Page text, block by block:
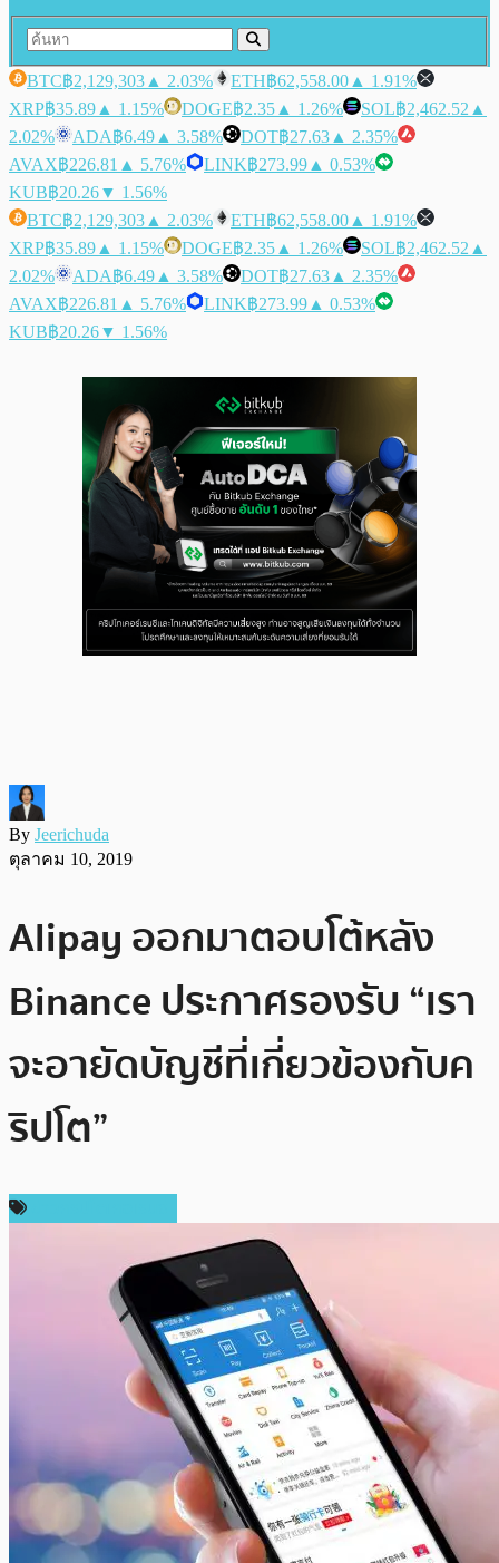
BTC฿2,129,303 ▲ 2.03% ETH฿62,558.00 ▲ 1.91%
XRP฿35.89 ▲ 1.15% DOGE฿2.35 ▲ 1.26% SOL฿2,462.52 ▲
2.02%
ADA฿6.49 ▲ 3.58% DOT฿27.63 ▲ 2.35%
AVAX฿226.81 ▲ 5.76% LINK฿273.99 ▲ 0.53%
KUB฿20.26▼ 1.56%
BTC฿2,129,303 ▲ 2.03% ETH฿62,558.00 ▲ 1.91%
XRP฿35.89 ▲ 1.15% DOGE฿2.35 ▲ 1.26% SOL฿2,462.52 ▲
2.02%
ADA฿6.49 ▲ 3.58% DOT฿27.63 ▲ 2.35%
AVAX฿226.81 ▲ 5.76% LINK฿273.99 ▲ 0.53%
KUB฿20.26▼ 1.56%
By Jeerichuda
ตุลาคม 10, 2019
Alipay ออกมาตอบโต้หลัง
Binance ประกาศรองรับ “เรา
จะอายัดบัญชีที่เกี่ยวข้องกับค
ริปโต”